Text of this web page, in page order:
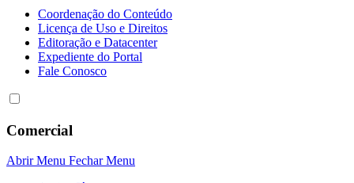
Coordenação do Conteúdo
Licença de Uso e Direitos
Editoração e Datacenter
Expediente do Portal
Fale Conosco
Comercial
Abrir Menu Fechar Menu